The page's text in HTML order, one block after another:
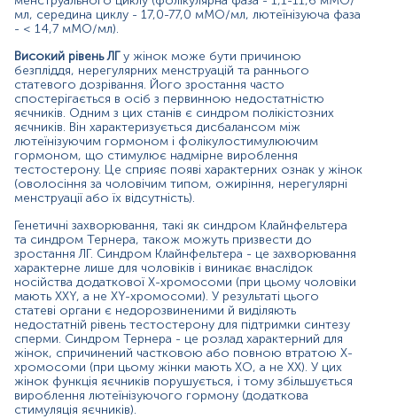
яєчників).
Низький рівеньлютеїнізуючого гормону також може
стати причиною безпліддя, адже недостатній рівень ЛГ
зменшує вироблення сперматозоїдів та порушує
процес овуляції. Дефіцит ЛГ найчастіше виникає при
ураженні гіпофіза або гіпоталамуса - залоз внутрішньої
секреції, що розміщуються в головному мозку й
синтезують багато гормонів, зокрема й лютеїнізуючий
гормон.
Матеріал
сироватка крові
Зміст:
Синоніми
Маркер
Показання до призначення
Загальна характеристика
Інтерферуючі чинники
мл, середина циклу - 17,0-77,0 мМО/мл, лютеїнізуюча фаза
- < 14,7 мМО/мл).
Високий рівень ЛГу жінок може бути причиною
безпліддя, нерегулярних менструацій та раннього
статевого дозрівання. Його зростання часто
спостерігається в осіб з первинною недостатністю
яєчників. Одним з цих станів є синдром полікістозних
яєчників. Він характеризується дисбалансом між
лютеїнізуючим гормоном і фолікулостимулюючим
гормоном, що стимулює надмірне вироблення
тестостерону. Це сприяє появі характерних ознак у жінок
(оволосіння за чоловічим типом, ожиріння, нерегулярні
менструації або їх відсутність).
Генетичні захворювання, такі як синдром Клайнфельтера
та синдром Тернера, також можуть призвести до
зростання ЛГ. Синдром Клайнфельтера - це захворювання
характерне лише для чоловіків і виникає внаслідок
носійства додаткової Х-хромосоми (при цьому чоловіки
мають XXY, а не XY-хромосоми). У результаті цього
статеві органи є недорозвиненими й виділяють
недостатній рівень тестостерону для підтримки синтезу
сперми. Синдром Тернера - це розлад характерний для
жінок, спричинений частковою або повною втратою Х-
хромосоми (при цьому жінки мають XO, а не XX). У цих
жінок функція яєчників порушується, і тому збільшується
вироблення лютеїнізуючого гормону (додаткова
стимуляція яєчників).